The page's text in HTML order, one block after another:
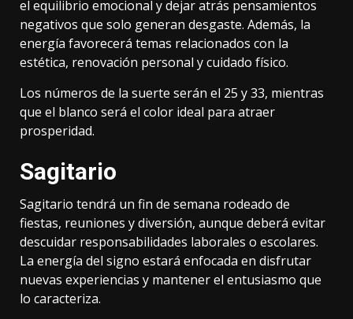
el equilibrio emocional y dejar atrás pensamientos
negativos que solo generan desgaste. Además, la
energía favorecerá temas relacionados con la
estética, renovación personal y cuidado físico.
Los números de la suerte serán el 25 y 33, mientras
que el blanco será el color ideal para atraer
prosperidad.
Sagitario
Sagitario tendrá un fin de semana rodeado de
fiestas, reuniones y diversión, aunque deberá evitar
descuidar responsabilidades laborales o escolares.
La energía del signo estará enfocada en disfrutar
nuevas experiencias y mantener el entusiasmo que
lo caracteriza.